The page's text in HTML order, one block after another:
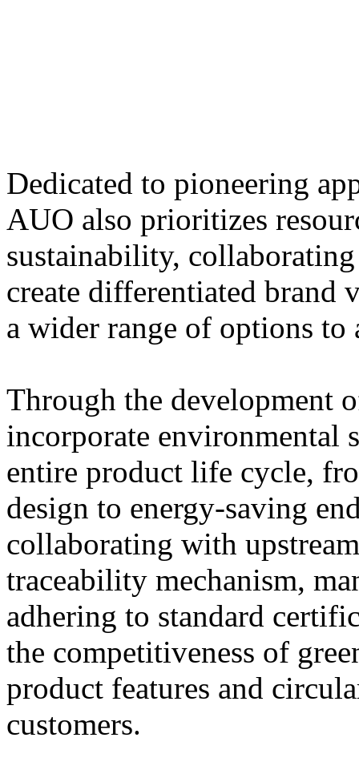
Dedicated to pioneering
AUO also prioritizes
sustainability,
create differentiated brand
a wider range of options to
Through the development
incorporate environmental
entire product life cycle,
design to energy-saving
collaborating with
traceability mechanism,
adhering to standard
the competitiveness of
product features and
customers.